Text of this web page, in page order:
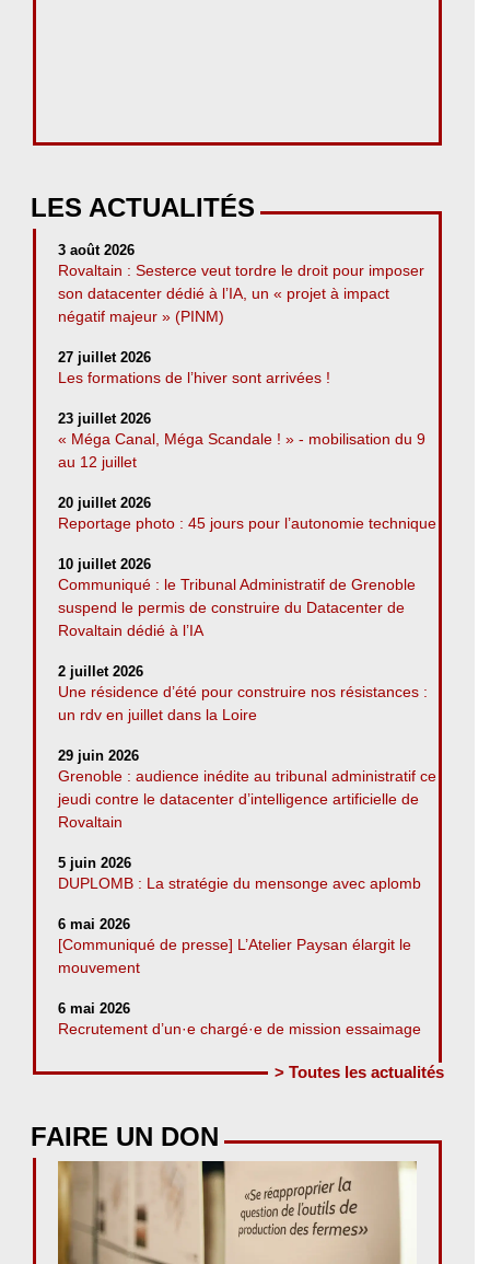
LES ACTUALITÉS
3 août 2026
Rovaltain : Sesterce veut tordre le droit pour imposer
son datacenter dédié à l’IA, un « projet à impact
négatif majeur » (PINM)
27 juillet 2026
Les formations de l’hiver sont arrivées !
23 juillet 2026
« Méga Canal, Méga Scandale ! » - mobilisation du 9
au 12 juillet
20 juillet 2026
Reportage photo : 45 jours pour l’autonomie technique
10 juillet 2026
Communiqué : le Tribunal Administratif de Grenoble
suspend le permis de construire du Datacenter de
Rovaltain dédié à l’IA
2 juillet 2026
Une résidence d’été pour construire nos résistances :
un rdv en juillet dans la Loire
29 juin 2026
Grenoble : audience inédite au tribunal administratif ce
jeudi contre le datacenter d’intelligence artificielle de
Rovaltain
5 juin 2026
DUPLOMB : La stratégie du mensonge avec aplomb
6 mai 2026
[Communiqué de presse] L’Atelier Paysan élargit le
mouvement
6 mai 2026
Recrutement d’un·e chargé·e de mission essaimage
> Toutes les actualités
FAIRE UN DON